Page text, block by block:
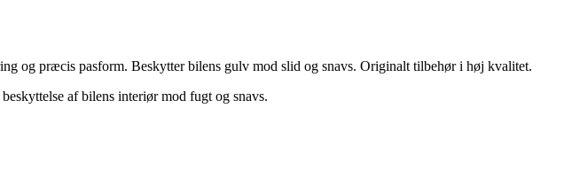
og præcis pasform. Beskytter bilens gulv mod slid og snavs. Originalt tilbehør i høj kvalitet.
af bilens interiør mod fugt og snavs.